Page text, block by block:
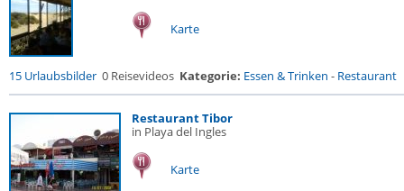
Karte
15 Urlaubsbilder 0 Reisevideos Kategorie: Essen & Trinken - Restaurant
Restaurant Tibor
in Playa del Ingles
Karte